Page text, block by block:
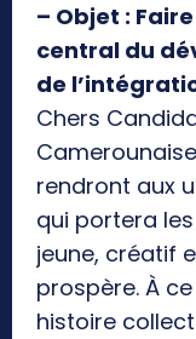
– Objet :
central du
de
Chers
rendront aux
qui portera
jeune, créatif
prospère. À
histoire